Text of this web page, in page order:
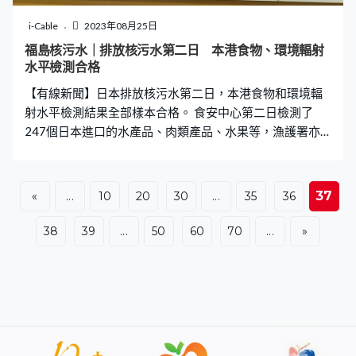
i-Cable 2023年08月25日
福島核污水｜排放核污水第二日 本港食物、環境輻射
水平檢測合格
【有線新聞】日本排放核污水第二日，本港食物和環境輻
射水平檢測結果全部樣本合格。 食安中心第二日檢測了
247個日本進口的水產品、肉類產品、水果等，漁護署亦
«
... 10 20 30 ... 35 36 37
38 39 ... 50 60 70 ... »